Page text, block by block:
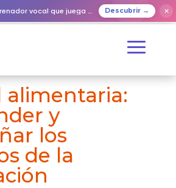
vocal que juega con tus seres queridos Descubrir → ✕
alimentaria:
y
los
de la